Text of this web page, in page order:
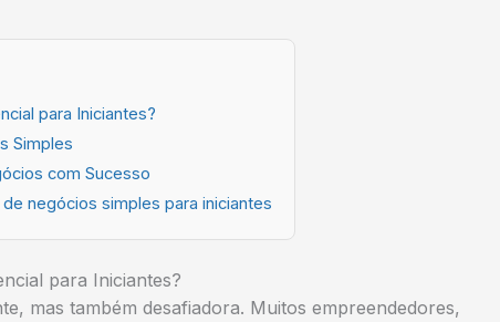
para Iniciantes?
Simples
com Sucesso
negócios simples para iniciantes
para Iniciantes?
mas também desafiadora. Muitos empreendedores,